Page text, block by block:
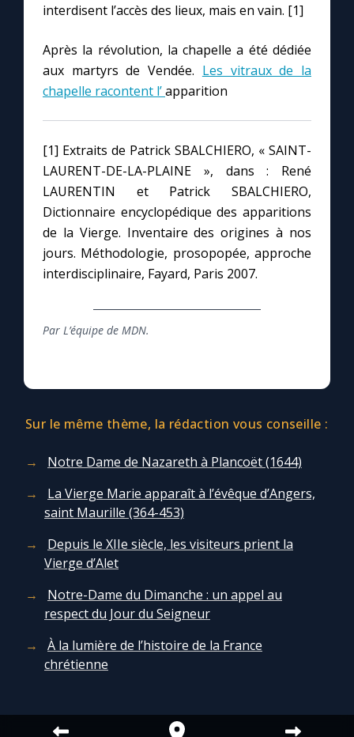
Marie qui défait les nœuds
Me consacrer à Jésus par Marie
Mes intentions de prière
Une Minute avec Marie
Une neuvaine
1000 Raisons de Croire
Chapelet pour le monde
Contact
Marie de Nazareth
interdisent l’accès des lieux, mais en vain. [1]
Après la révolution, la chapelle a été dédiée
aux martyrs de Vendée. Les vitraux de la
chapelle racontent l’apparition
[1] Extraits de Patrick SBALCHIERO, « SAINT-
LAURENT-DE-LA-PLAINE », dans : René
LAURENTIN et Patrick SBALCHIERO,
Dictionnaire encyclopédique des apparitions
de la Vierge. Inventaire des origines à nos
jours. Méthodologie, prosopopée, approche
interdisciplinaire, Fayard, Paris 2007.
Par L’équipe de MDN.
Sur le même thème, la rédaction vous conseille :
Notre Dame de Nazareth à Plancoët (1644)
La Vierge Marie apparaît à l’évêque d’Angers,
saint Maurille (364-453)
Depuis le XIIe siècle, les visiteurs prient la
Vierge d’Alet
Notre-Dame du Dimanche : un appel au
respect du Jour du Seigneur
À la lumière de l’histoire de la France
chrétienne